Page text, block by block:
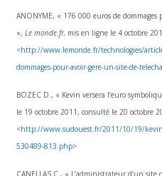
ANONYME, « 176 000 euros de
», Le monde.fr, mis en ligne le 4 octobre
<http://www.lemonde.fr/technologies/
dommages-pour-avoir-gere-un-site-de-
BOZEC D., « Kevin versera l’euro
le 19 octobre 2011, consulté le 20 octobre
<http://www.sudouest.fr/2011/10/19/
530489-813.php>
CANELLAS C., « L’administrateur d’un